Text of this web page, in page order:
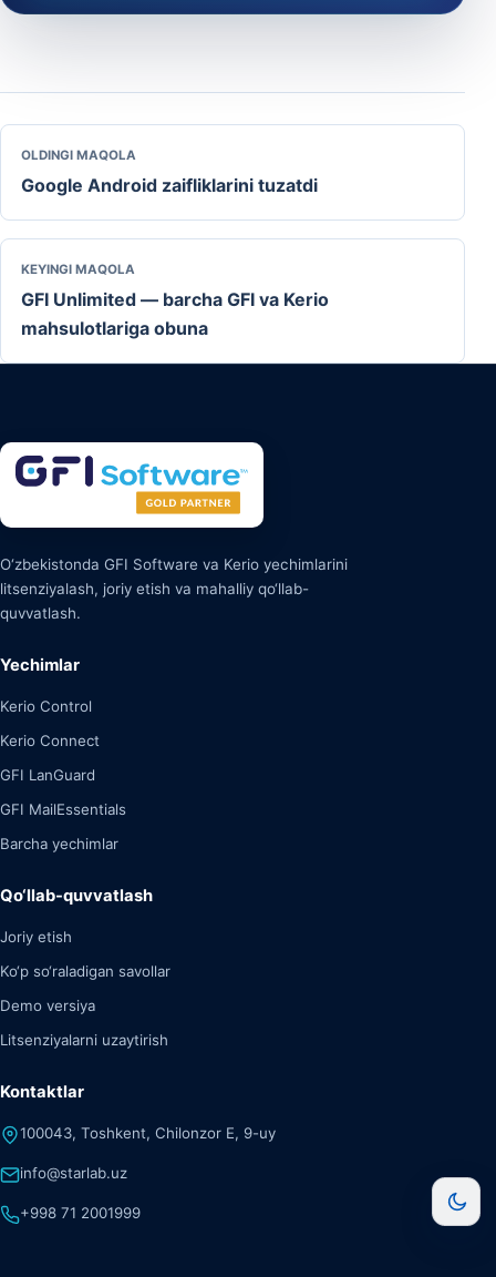
OLDINGI MAQOLA
Google Android zaifliklarini tuzatdi
KEYINGI MAQOLA
GFI Unlimited — barcha GFI va Kerio
mahsulotlariga obuna
O‘zbekistonda GFI Software va Kerio yechimlarini
litsenziyalash, joriy etish va mahalliy qo‘llab-
quvvatlash.
Yechimlar
Kerio Control
Kerio Connect
GFI LanGuard
GFI MailEssentials
Barcha yechimlar
Qo‘llab-quvvatlash
Joriy etish
Ko‘p so‘raladigan savollar
Demo versiya
Litsenziyalarni uzaytirish
Kontaktlar
100043, Toshkent, Chilonzor E, 9-uy
info@starlab.uz
+998 71 2001999